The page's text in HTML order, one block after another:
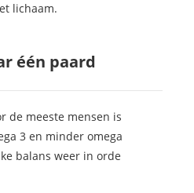
lichaam.
één paard
de meeste mensen is
3 en minder omega
balans weer in orde